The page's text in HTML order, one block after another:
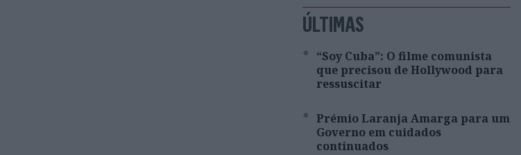
ÚLTIMAS
“Soy Cuba”: O filme comunista
que precisou de Hollywood para
ressuscitar
Prémio Laranja Amarga para um
Governo em cuidados
continuados